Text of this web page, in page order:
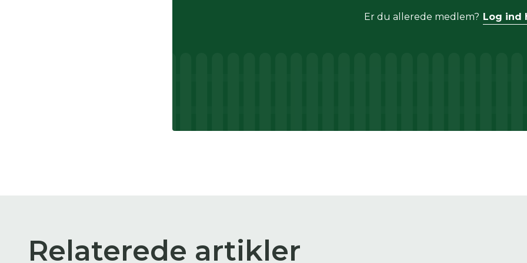
Er du allerede medlem? Log ind
Relaterede artikler